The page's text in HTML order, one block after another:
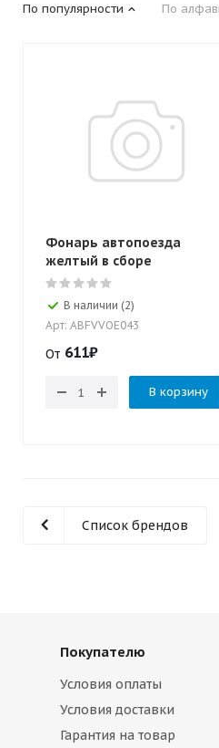
По популярности По
Фонарь автопоезда
желтый в сборе
В наличии (2)
Арт: ABFVVOE043
От 611₽
В корзину
Список брендов
Покупателю
Условия оплаты
Условия доставки
Гарантия на товар